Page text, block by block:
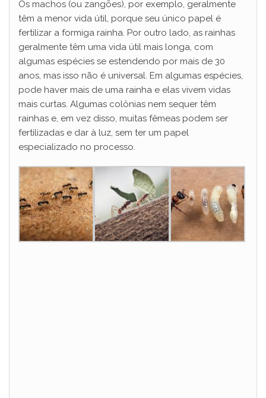
Os machos (ou zangões), por exemplo, geralmente
têm a menor vida útil, porque seu único papel é
fertilizar a formiga rainha. Por outro lado, as rainhas
geralmente têm uma vida útil mais longa, com
algumas espécies se estendendo por mais de 30
anos, mas isso não é universal. Em algumas espécies,
pode haver mais de uma rainha e elas vivem vidas
mais curtas. Algumas colônias nem sequer têm
rainhas e, em vez disso, muitas fêmeas podem ser
fertilizadas e dar à luz, sem ter um papel
especializado no processo.